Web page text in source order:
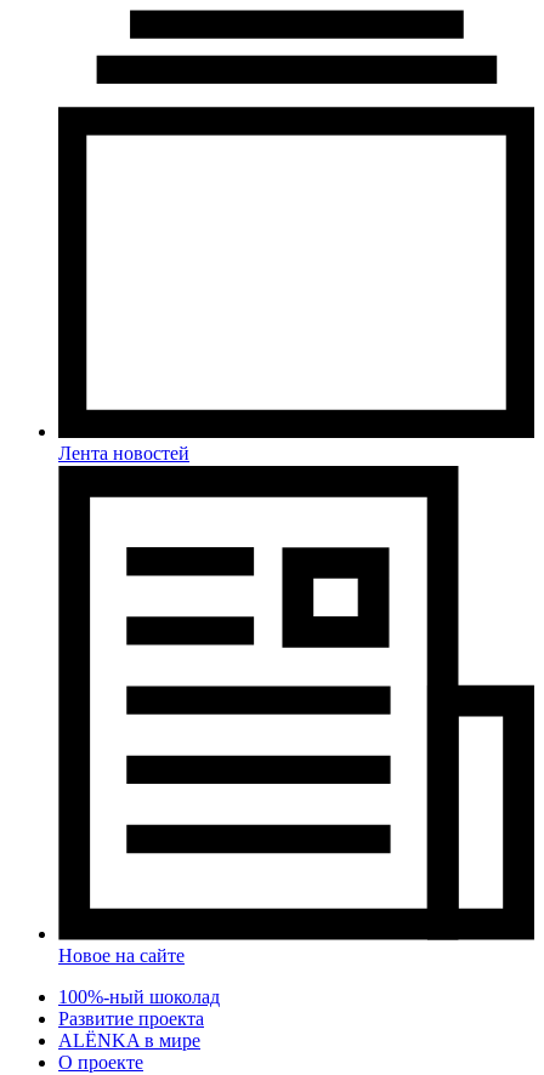
Лента новостей
Новое на сайте
100%-ный шоколад
Развитие проекта
ALЁNKA в мире
О проекте